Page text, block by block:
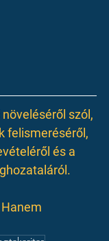
szól,
felismeréséről,
és a